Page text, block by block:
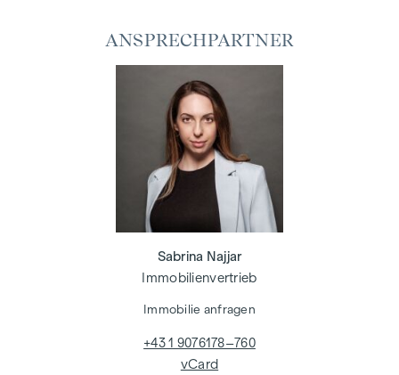
ANSPRECHPARTNER
Sabrina Najjar
Immobilienvertrieb
Immobilie anfragen
+43 1 9076178–760
vCard